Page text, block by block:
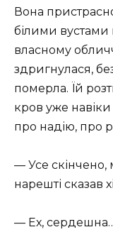
Вона
білими
власному
здригнулася,
померла. Їй
кров уже навіки
про надію, про
— Усе скінчено,
нарешті сказав
— Ех, сердешна…